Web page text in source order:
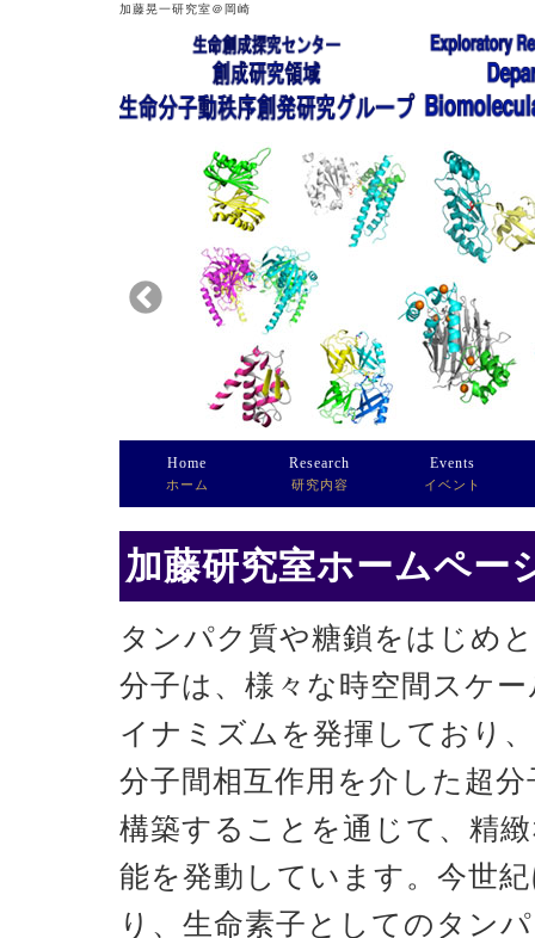
加藤晃一研究室＠岡崎
Home
ホーム
Research
研究内容
Events
イベント
加藤研究室ホームペー
タンパク質や糖鎖をはじめ
分子は、様々な時空間スケ
イナミズムを発揮しており
分子間相互作用を介した超
構築することを通じて、精
能を発動しています。今世
り、生命素子としてのタン